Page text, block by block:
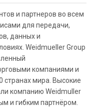
и партнеров во всем
для передачи,
данных и
Weidmueller Group
компаниями и
странах мира. Высокие
компанию Weidmuller
и гибким партнёром.